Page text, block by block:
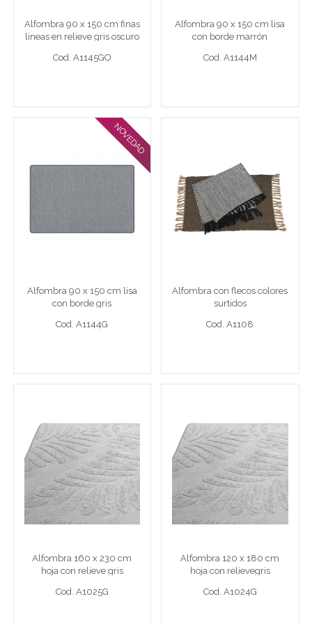
Cod. A1145GO
Alfombra 90 x 150 cm finas
lineas en relieve gris oscuro
Cod. A1145GO
Cod. A1144M
Alfombra 90 x 150 cm lisa
con borde marrón
Cod. A1144M
NOVEDAD
Alfombra 90 x 150 cm
lisa con borde gris
Cod. A1144G
Alfombra 90 x 150 cm lisa
con borde gris
Cod. A1144G
Alfombra con flecos
colores surtidos
Cod. A1108
Alfombra con flecos colores
surtidos
Cod. A1108
Alfombra 160 x 230 cm
hoja con relieve gris
Alfombra 160 x 230 cm hoja con relieve gris
Cod. A1025G
Alfombra 160 x 230 cm
hoja con relieve gris
Cod. A1025G
Alfombra 120 x 180 cm
hoja con relievegris
Alfombra 120 x 180 cm hoja
Cod. A1024G
Alfombra 120 x 180 cm
hoja con relievegris
Cod. A1024G